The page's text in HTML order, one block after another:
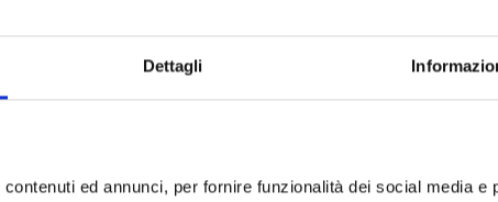
Dettagli
ed annunci, per fornire funzionalità dei social media e
IL